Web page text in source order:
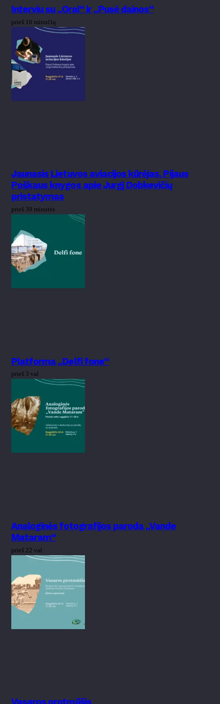
Interviu su „Orai“ ir „Pusė dainos“
prieš 16 minučių
Jaunasis Lietuvos aviacijos kūrėjas. Pijaus
Poškaus knygos apie Jurgį Dobkevičių
pristatymas
prieš 39 minutės
Platforma „Delfi fone“
prieš 3 val
Analoginės fotografijos paroda „Vande
Mataram“
prieš 22 val